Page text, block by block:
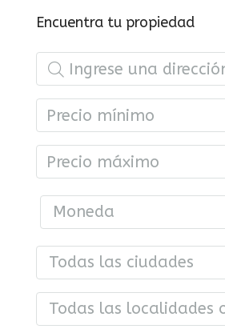
Encuentra tu propiedad
Moneda
Todas las ciudades
Todas las localidades